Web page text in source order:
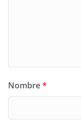
Nombre*